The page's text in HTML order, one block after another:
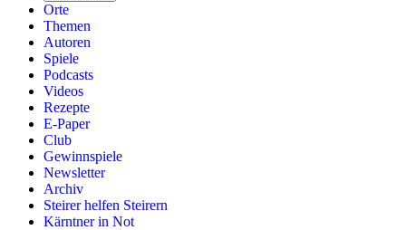
Orte
Themen
Autoren
Spiele
Podcasts
Videos
Rezepte
E-Paper
Club
Gewinnspiele
Newsletter
Archiv
Steirer helfen Steirern
Kärntner in Not